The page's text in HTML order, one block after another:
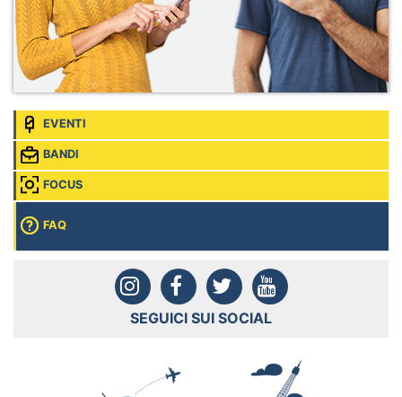
EVENTI
BANDI
FOCUS
FAQ
SEGUICI SUI SOCIAL